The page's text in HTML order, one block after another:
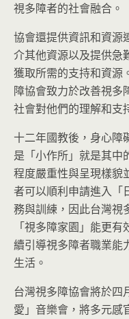
視多障者的社會
協會還提供資訊和資源
介其他資源以及提供急
獲取所需的支持和資源
障協會致力於改善視多
社會對他們的理解和支
十二年國教後，身心障
是「小作所」就是其中
程度嚴重性與呈現樣貌
者可以順利申請進入「
務與訓練，因此台灣視
「視多障家園」能更
續引導視多障者職業能
生活。
台灣視多障協會將於四
愛」音樂會，將多元感